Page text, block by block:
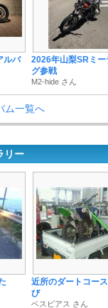
ルバ
2026年山梨SRミー
グ参戦
M2-hide さん
ム一覧へ
リー
近所のダートコー
び
ベスビアス さん